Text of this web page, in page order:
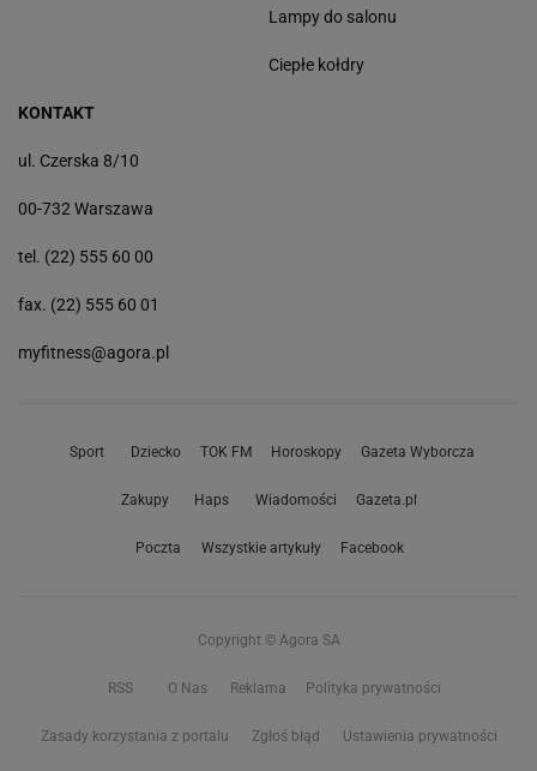
Lampy do salonu
Ciepłe kołdry
KONTAKT
ul. Czerska 8/10
00-732 Warszawa
tel. (22) 555 60 00
fax. (22) 555 60 01
myfitness@agora.pl
Sport Dziecko TOK FM Horoskopy Gazeta Wyborcza
Zakupy Haps Wiadomości Gazeta.pl
Poczta Wszystkie artykuły Facebook
Copyright © Agora SA
RSS O Nas Reklama Polityka prywatności
Zasady korzystania z portalu Zgłoś błąd Ustawienia prywatności